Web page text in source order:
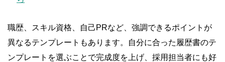
職歴、スキル資格、自己PRなど、強調できるポイントが
異なるテンプレートもあります。自分に合った履歴書のテ
ンプレートを選ぶことで完成度を上げ、採用担当者にも好